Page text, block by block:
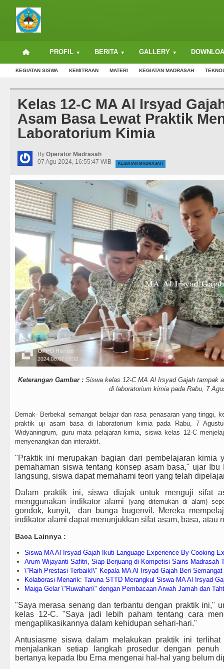
PROFIL BERITA GALLERY
KEGIATAN SISWA KEMITRAAN MATERI KEGIATAN MADRASAH
Kelas 12-C MA Al Irsyad
Asam Basa Lewat Praktik
Laboratorium Kimia
By Operator Madrasah
07 Agu 2024, 16:55:47 WIB
KEGIATAN MADRASAH
Keterangan Gambar :Siswa kelas 12-C MA Al Irsyad Gajah tampak
di laboratorium kimia pada Rabu, 7
Demak- Berbekal semangat belajar dan rasa penasaran yang tinggi,
praktik uji asam basa di laboratorium kimia pada Rabu, 7
Widyaningrum, guru mata pelajaran kimia, siswa kelas 12-C
menyenangkan dan interaktif.
"Praktik ini merupakan bagian dari pembelajaran kimia
pemahaman siswa tentang konsep asam basa," ujar
langsung, siswa dapat memahami teori yang telah
Dalam praktik ini, siswa diajak untuk menguji sifat
menggunakan indikator alami (yang ditemukan di alam)
gondok, kunyit, dan bunga bugenvil. Mereka
indikator alami dapat menunjukkan sifat asam, basa, atau
Baca Lainnya :
Siswa MA Al Irsyad Gajah Ikuti Language Experience By Cooking
Arum Wijayanti Safitri, Siap Berjuang di Kompetisi Sains Madrasah
\"Raih Prestasi Terbaik!\" Kepala MA Al Irsyad Gajah Beri
Kolaborasi Menarik: Taruna STTD Merangkul Siswa MA Al Irsyad
Maiga Gelar \"Ruwahan\" dengan Pembacaan Arwah Jamah dan
"Saya merasa senang dan terbantu dengan praktik ini,"
kelas 12-C. "Saya jadi lebih paham tentang cara
mengaplikasikannya dalam kehidupan sehari-hari."
Antusiasme siswa dalam melakukan praktik ini
menjalankan setiap langkah prosedur dengan
bertanya kepada Ibu Erna mengenai hal-hal yang belum